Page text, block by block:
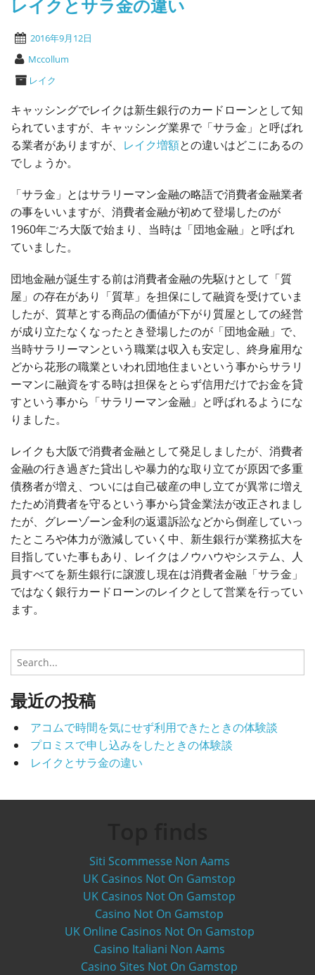
レイクとサラ金の違い
2016年9月12日
Mccollum
レイク
キャッシングでレイクは新生銀行のカードローンとして知
られていますが、キャッシング業界で「サラ金」と呼ばれ
る業者がありますが、 レイク増額との違いはどこにあるの
でしょうか。
「サラ金」とはサラリーマン金融の略語で消費者金融業者
の事をいいますが、消費者金融が初めて登場したのが
1960年ごろ大阪で始まり、当時は「団地金融」と呼ばれ
ていました。
団地金融が誕生する前は消費者金融の先駆けとして「質
屋」の存在があり「質草」を担保にして融資を受けていま
したが、質草とする商品の価値が下がり質屋としての経営
が成り立たなくなったとき登場したのが「団地金融」で、
当時サラリーマンという職業は収入も安定し、終身雇用な
どから花形の職業といわれ団地住まいという事からサラリ
ーマンに融資をする時は担保をとらず信用だけでお金を貸
すという事から「サラリーマン金融」と呼ばれるようにな
りました。
レイクも大阪で消費者金融として発足しましたが、消費者
金融の行き過ぎた貸出しや暴力的な取り立てが原因で多重
債務者が増え、ついには自己破産の申し立てが異常に増え
たため消費者を守るという事から貸金業法が改正されまし
たが、グレーゾーン金利の返還訴訟などから倒産していっ
たところや体力が激減していく中、新生銀行が業務拡大を
目指していた事もあり、レイクはノウハウやシステム、人
員すべてを新生銀行に譲渡し現在は消費者金融「サラ金」
ではなく銀行カードローンのレイクとして営業を行ってい
ます。
r
h
o
最近の投稿
アコムで時間を気にせず利用できたときの体験談
プロミスで申し込みをしたときの体験談
レイクとサラ金の違い
Siti Scommesse Non Aams
UK Casinos Not On Gamstop
UK Casinos Not On Gamstop
Casino Not On Gamstop
UK Online Casinos Not On Gamstop
Casino Italiani Non Aams
Casino Sites Not On Gamstop